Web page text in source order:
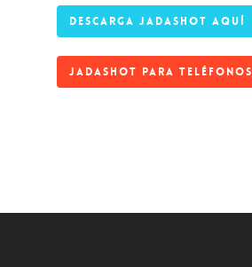
DESCARGA JADASHOT AQUÍ
JADASHOT PARA TELÉFONOS